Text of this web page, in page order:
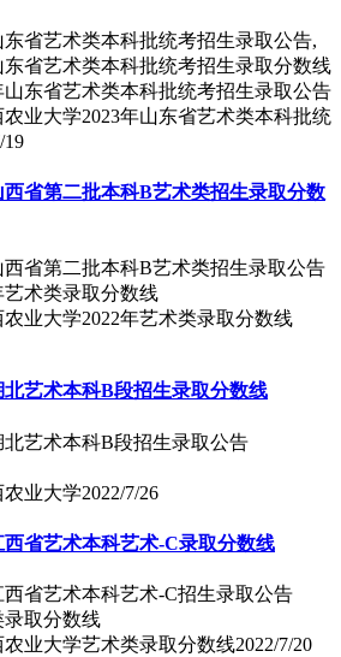
省艺术类本科批统考招生录取公告,
东省艺术类本科批统考招生录取分数线
农业大学2023年山东省艺术类本科批统
19
西省第二批本科B艺术类招生录取分数
西省第二批本科B艺术类招生录取公告
农业大学2022年艺术类录取分数线
北艺术本科B段招生录取分数线
北艺术本科B段招生录取公告
农业大学2022/7/26
西省艺术本科艺术-C录取分数线
省艺术本科艺术-C招生录取公告
农业大学艺术类录取分数线2022/7/20